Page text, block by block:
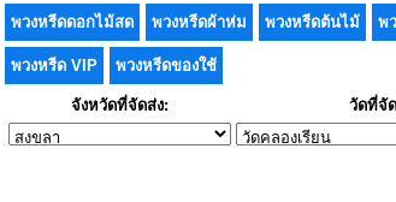
พวงหรีดดอกไม้สด พวงหรีดผ้าห่ม พวงหรีดต้นไม้ พ
พวงหรีด VIP พวงหรีดของใช้
จังหวัดที่จัดส่ง: วัดที่จั